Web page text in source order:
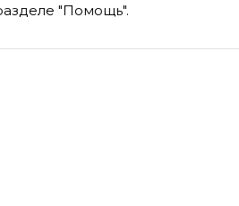
"Помощь".